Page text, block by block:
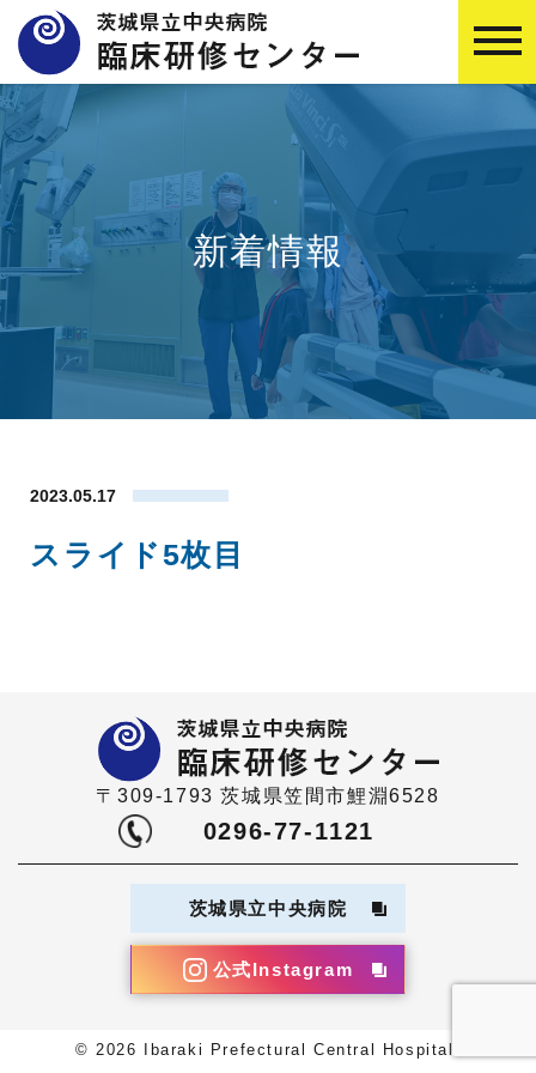
新着情報
2023.05.17
スライド5枚目
〒309-1793 茨城県笠間市鯉淵6528
0296-77-1121
茨城県立中央病院
公式Instagram
© 2026 Ibaraki Prefectural Central Hospital.